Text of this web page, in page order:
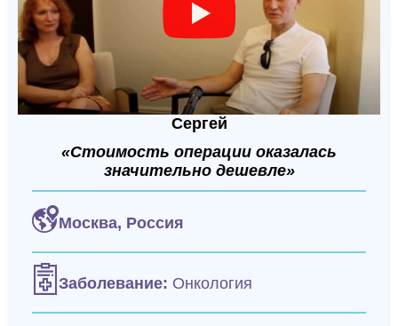
Сергей
«Стоимость операции оказалась
значительно дешевле»
Москва, Россия
Заболевание: Онкология